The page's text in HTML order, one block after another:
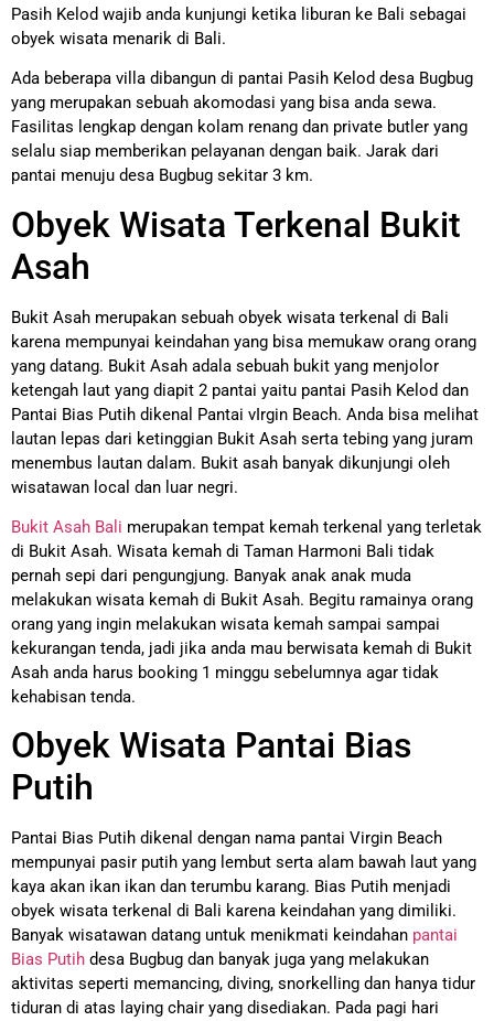
Pasih Kelod wajib anda kunjungi ketika liburan ke Bali sebagai
obyek wisata menarik di Bali.
Ada beberapa villa dibangun di pantai Pasih Kelod desa Bugbug
yang merupakan sebuah akomodasi yang bisa anda sewa.
Fasilitas lengkap dengan kolam renang dan private butler yang
selalu siap memberikan pelayanan dengan baik. Jarak dari
pantai menuju desa Bugbug sekitar 3 km.
Obyek Wisata Terkenal Bukit
Asah
Bukit Asah merupakan sebuah obyek wisata terkenal di Bali
karena mempunyai keindahan yang bisa memukaw orang orang
yang datang. Bukit Asah adala sebuah bukit yang menjolor
ketengah laut yang diapit 2 pantai yaitu pantai Pasih Kelod dan
Pantai Bias Putih dikenal Pantai vIrgin Beach. Anda bisa melihat
lautan lepas dari ketinggian Bukit Asah serta tebing yang juram
menembus lautan dalam. Bukit asah banyak dikunjungi oleh
wisatawan local dan luar negri.
Bukit Asah Bali merupakan tempat kemah terkenal yang terletak
di Bukit Asah. Wisata kemah di Taman Harmoni Bali tidak
pernah sepi dari pengungjung. Banyak anak anak muda
melakukan wisata kemah di Bukit Asah. Begitu ramainya orang
orang yang ingin melakukan wisata kemah sampai sampai
kekurangan tenda, jadi jika anda mau berwisata kemah di Bukit
Asah anda harus booking 1 minggu sebelumnya agar tidak
kehabisan tenda.
Obyek Wisata Pantai Bias
Putih
Pantai Bias Putih dikenal dengan nama pantai Virgin Beach
mempunyai pasir putih yang lembut serta alam bawah laut yang
kaya akan ikan ikan dan terumbu karang. Bias Putih menjadi
obyek wisata terkenal di Bali karena keindahan yang dimiliki.
Banyak wisatawan datang untuk menikmati keindahan pantai
Bias Putih desa Bugbug dan banyak juga yang melakukan
aktivitas seperti memancing, diving, snorkelling dan hanya tidur
tiduran di atas laying chair yang disediakan. Pada pagi hari